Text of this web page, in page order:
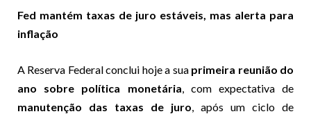
Fed mantém taxas de juro estáveis, mas alerta para
inflação
A Reserva Federal conclui hoje a sua primeira reunião do
ano sobre política monetária , com expectativa de
manutenção das taxas de juro , após um ciclo de